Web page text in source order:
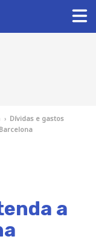
› Dívidas e gastos
a